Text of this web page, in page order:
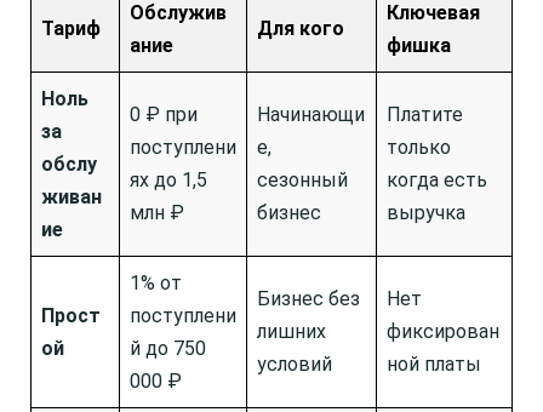
Тариф
Обслужив
ание
Для кого
Ключевая
фишка
Ноль
за
обслу
живан
ие
0 ₽ при
поступлени
ях до 1,5
млн ₽
Начинающи
е,
сезонный
бизнес
Платите
только
когда есть
выручка
Прост
ой
1% от
поступлени
й до 750
000 ₽
Бизнес без
лишних
условий
Нет
фиксирован
ной платы